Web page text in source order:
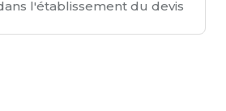
l'établissement du devis